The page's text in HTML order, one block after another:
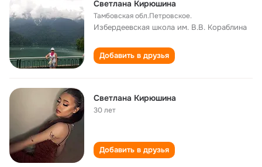
Светлана Кирюшина
Тамбовская обл.Петровское.
Избердеевская школа им. В.В. Кораблина
Добавить в друзья
Светлана Кирюшина
30 лет
Добавить в друзья